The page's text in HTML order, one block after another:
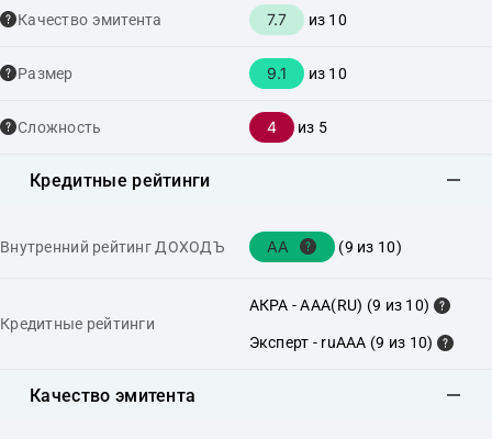
Качество эмитента 7.7 из 10
Размер 9.1 из 10
Сложность 4 из 5
Кредитные рейтинги
Внутренний рейтинг ДОХОДЪ AA (9 из 10)
Кредитные рейтинги
АКРА - AAA(RU) (9 из 10)
Эксперт - ruAAA (9 из 10)
Качество эмитента